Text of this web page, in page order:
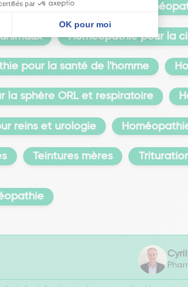
dermatologique
Homéopathie pour la
pour la santé de l'homme
la sphère ORL et respiratoire
reins et urologie
Teintures mères